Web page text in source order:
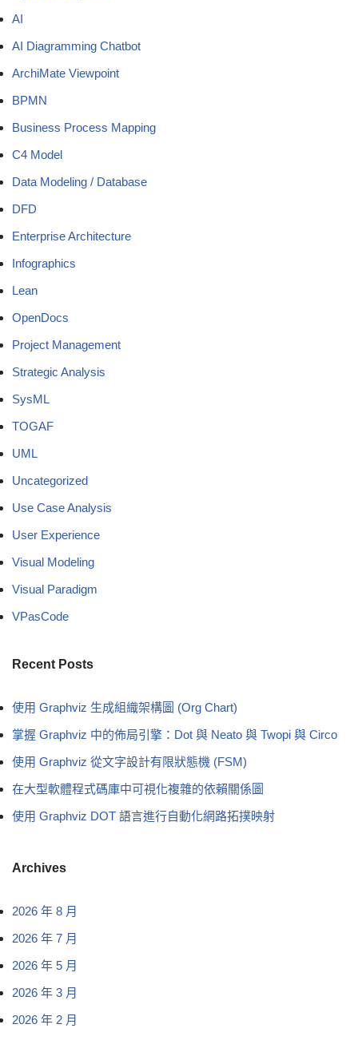
AI
AI Diagramming Chatbot
ArchiMate Viewpoint
BPMN
Business Process Mapping
C4 Model
Data Modeling / Database
DFD
Enterprise Architecture
Infographics
Lean
OpenDocs
Project Management
Strategic Analysis
SysML
TOGAF
UML
Uncategorized
Use Case Analysis
User Experience
Visual Modeling
Visual Paradigm
VPasCode
Recent Posts
使用 Graphviz 生成組織架構圖 (Org Chart)
掌握 Graphviz 中的佈局引擎：Dot 與 Neato 與 Twopi 與 Circo
使用 Graphviz 從文字設計有限狀態機 (FSM)
在大型軟體程式碼庫中可視化複雜的依賴關係圖
使用 Graphviz DOT 語言進行自動化網路拓撲映射
Archives
2026 年 8 月
2026 年 7 月
2026 年 5 月
2026 年 3 月
2026 年 2 月